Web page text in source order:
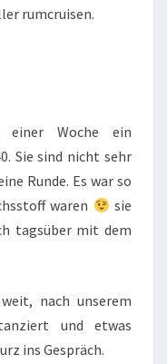
rumcruisen.
Woche ein
Sie sind nicht sehr
Runde. Es war so
waren
sie
tagsüber mit dem
nach unserem
und etwas
ins Gespräch.